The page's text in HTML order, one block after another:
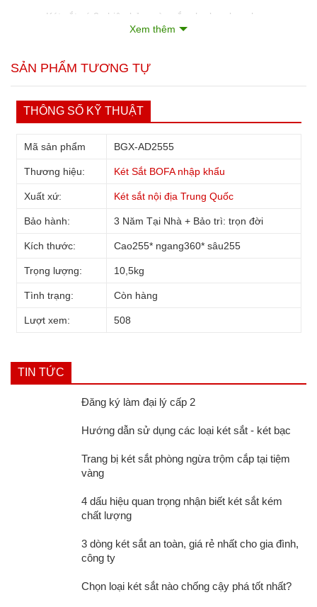
Két sắt có 3 phiên bản màu sắc cho bạn lựa chọn:
Xem thêm
SẢN PHẨM TƯƠNG TỰ
THÔNG SỐ KỸ THUẬT
Mã sản phẩm BGX-AD2555
Thương hiệu: Két Sắt BOFA nhập khẩu
Xuất xứ: Két sắt nội địa Trung Quốc
Bảo hành: 3 Năm Tại Nhà + Bảo trì: trọn đời
Kích thước: Cao255* ngang360* sâu255
Trọng lượng: 10,5kg
Tình trạng: Còn hàng
Lượt xem: 508
TIN TỨC
Đăng ký làm đại lý cấp 2
Hướng dẫn sử dụng các loại két sắt - két bạc
Trang bị két sắt phòng ngừa trộm cắp tại tiệm
vàng
4 dấu hiệu quan trọng nhận biết két sắt kém
chất lượng
3 dòng két sắt an toàn, giá rẻ nhất cho gia đình,
công ty
Chọn loại két sắt nào chống cậy phá tốt nhất?